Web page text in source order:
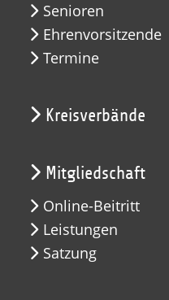
Senioren
Ehrenvorsitzende
Termine
Kreisverbände
Mitgliedschaft
Online-Beitritt
Leistungen
Satzung